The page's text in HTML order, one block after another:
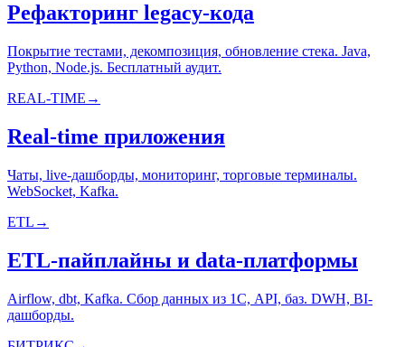
Рефакторинг legacy-кода
Покрытие тестами, декомпозиция, обновление стека. Java,
Python, Node.js. Бесплатный аудит.
REAL-TIME →
Real-time приложения
Чаты, live-дашборды, мониторинг, торговые терминалы.
WebSocket, Kafka.
ETL →
ETL-пайплайны и data-платформы
Airflow, dbt, Kafka. Сбор данных из 1С, API, баз. DWH, BI-
дашборды.